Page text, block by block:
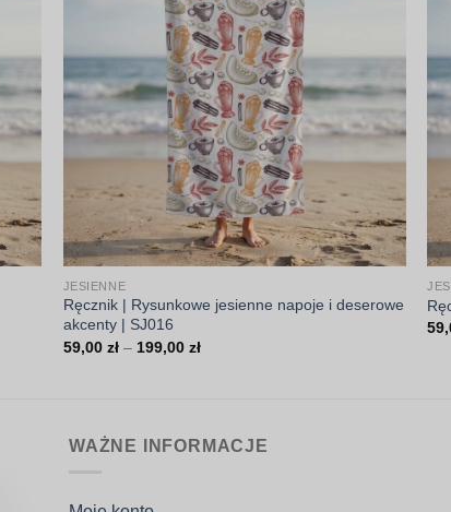
JESIENNE
Ręcznik | Rysunkowe jesienne napoje i deserowe
akcenty | SJ016
59,00 zł – 199,00 złZakres
WAŻNE INFORMACJE